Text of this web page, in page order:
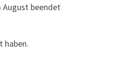
August beendet
haben.